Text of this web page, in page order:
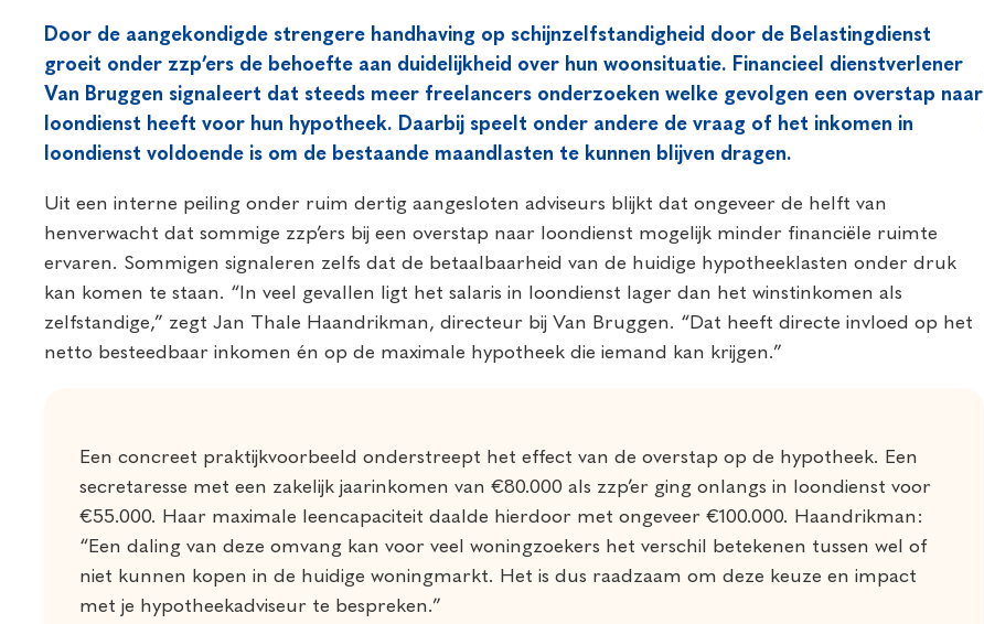
Door de aangekondigde strengere handhaving op schijnzelfstandigheid door de Belastingdienst
groeit onder zzp’ers de behoefte aan duidelijkheid over hun woonsituatie. Financieel dienstverlener
Van Bruggen signaleert dat steeds meer freelancers onderzoeken welke gevolgen een overstap naar
loondienst heeft voor hun hypotheek. Daarbij speelt onder andere de vraag of het inkomen in
loondienst voldoende is om de bestaande maandlasten te kunnen blijven dragen.
Uit een interne peiling onder ruim dertig aangesloten adviseurs blijkt dat ongeveer de helft van
henverwacht dat sommige zzp’ers bij een overstap naar loondienst mogelijk minder financiële ruimte
ervaren. Sommigen signaleren zelfs dat de betaalbaarheid van de huidige hypotheeklasten onder druk
kan komen te staan. “In veel gevallen ligt het salaris in loondienst lager dan het winstinkomen als
zelfstandige,” zegt Jan Thale Haandrikman, directeur bij Van Bruggen. “Dat heeft directe invloed op het
netto besteedbaar inkomen én op de maximale hypotheek die iemand kan krijgen.”
Een concreet praktijkvoorbeeld onderstreept het effect van de overstap op de hypotheek. Een
secretaresse met een zakelijk jaarinkomen van €80.000 als zzp’er ging onlangs in loondienst voor
€55.000. Haar maximale leencapaciteit daalde hierdoor met ongeveer €100.000. Haandrikman:
“Een daling van deze omvang kan voor veel woningzoekers het verschil betekenen tussen wel of
niet kunnen kopen in de huidige woningmarkt. Het is dus raadzaam om deze keuze en impact
met je hypotheekadviseur te bespreken.”